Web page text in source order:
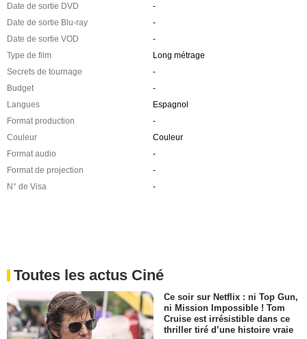
Date de sortie DVD
-
Date de sortie Blu-ray
-
Date de sortie VOD
-
Type de film
Long métrage
Secrets de tournage
-
Budget
-
Langues
Espagnol
Format production
-
Couleur
Couleur
Format audio
-
Format de projection
-
N° de Visa
-
Toutes les actus Ciné
Ce soir sur Netflix : ni Top Gun,
ni Mission Impossible ! Tom
Cruise est irrésistible dans ce
thriller tiré d’une histoire vraie